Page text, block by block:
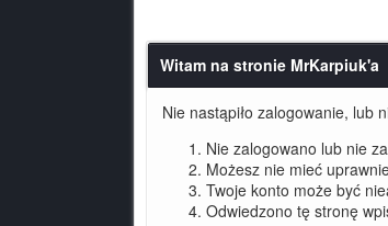
Witam na stronie MrKarpiuk'a
Nie nastąpiło zalogowanie, lub
Nie zalogowano lub nie
Możesz nie mieć
Twoje konto może być
Odwiedzono tę stronę